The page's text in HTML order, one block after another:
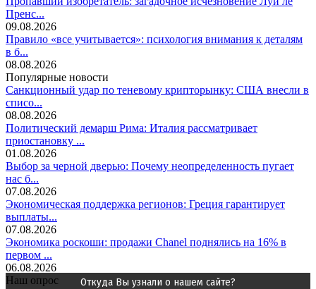
Пренс...
09.08.2026
Правило «все учитывается»: психология внимания к деталям
в б...
08.08.2026
Популярные новости
Санкционный удар по теневому крипторынку: США внесли в
списо...
08.08.2026
Политический демарш Рима: Италия рассматривает
приостановку ...
01.08.2026
Выбор за черной дверью: Почему неопределенность пугает
нас б...
07.08.2026
Экономическая поддержка регионов: Греция гарантирует
выплаты...
07.08.2026
Экономика роскоши: продажи Chanel поднялись на 16% в
первом ...
06.08.2026
Наш опрос
Откуда Вы узнали о нашем сайте?